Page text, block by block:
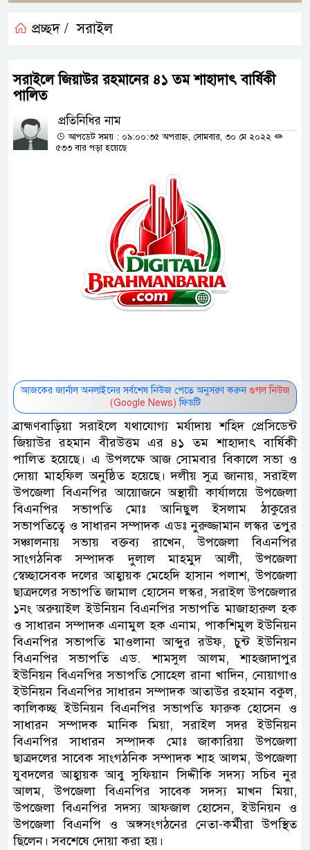
প্রচ্ছদ / সরাইল
সরাইলে জিয়াউর রহমানের ৪১ তম শাহাদাৎ বার্ষিকী
পালিত
প্রতিনিধির নাম
আপডেট সময় : ০৯:০০:৩৫ অপরাহ্ন, সোমবার, ৩০ মে ২০২২
৫৩৩ বার পড়া হয়েছে
আজকের জার্নাল অনলাইনের সর্বশেষ নিউজ পেতে অনুসরণ করুন গুগল নিউজ
(Google News) ফিডটি
ব্রাহ্মণবাড়িয়া সরাইলে যথাযোগ্য মর্যাদায় শহিদ প্রেসিডেন্ট
জিয়াউর রহমান বীরউত্তম এর ৪১ তম শাহাদাৎ বার্ষিকী
পালিত হয়েছে। এ উপলক্ষে আজ সোমবার বিকালে সভা ও
দোয়া মাহফিল অনুষ্ঠিত হয়েছে। দলীয় সুত্র জানায়, সরাইল
উপজেলা বিএনপির আয়োজনে অস্থায়ী কার্যালয়ে উপজেলা
বিএনপির সভাপতি মোঃ আনিছুল ইসলাম ঠাকুরের
সভাপতিত্বে ও সাধারন সম্পাদক এডঃ নুরুজ্জামান লস্কর তপুর
সঞ্চালনায় সভায় বক্তব্য রাখেন, উপজেলা বিএনপির
সাংগঠনিক সম্পাদক দুলাল মাহমুদ আলী, উপজেলা
স্বেচ্ছাসেবক দলের আহ্বায়ক মেহেদি হাসান পলাশ, উপজেলা
ছাত্রদলের সভাপতি জামাল হোসেন লস্কর, সরাইল উপজেলার
১নং অরুয়াইল ইউনিয়ন বিএনপির সভাপতি মাজাহারুল হক
ও সাধারন সম্পাদক এনামুল হক এনাম, পাকশিমুল ইউনিয়ন
বিএনপির সভাপতি মাওলানা আব্দুর রউফ, চুন্ট ইউনিয়ন
বিএনপির সভাপতি এড. শামসুল আলম, শাহজাদাপুর
ইউনিয়ন বিএনপির সভাপতি সোহেল রানা খাদিন, নোয়াগাও
ইউনিয়ন বিএনপির সাধারন সম্পাদক আতাউর রহমান বকুল,
কালিকচ্ছ ইউনিয়ন বিএনপির সভাপতি ফারুক হোসেন ও
সাধারন সম্পাদক মানিক মিয়া, সরাইল সদর ইউনিয়ন
বিএনপির সাধারন সম্পাদক মোঃ জাকারিয়া উপজেলা
ছাত্রদলের সাবেক সাংগঠনিক সম্পাদক শাহ আলম, উপজেলা
যুবদলের আহ্বায়ক আবু সুফিয়ান সিদ্দীকি সদস্য সচিব নুর
আলম, উপজেলা বিএনপির সাবেক সদস্য মাখন মিয়া,
উপজেলা বিএনপির সদস্য আফজাল হোসেন, ইউনিয়ন ও
উপজেলা বিএনপি ও অঙ্গসংগঠনের নেতা-কর্মীরা উপস্থিত
ছিলেন। সবশেষে দোয়া করা হয়।